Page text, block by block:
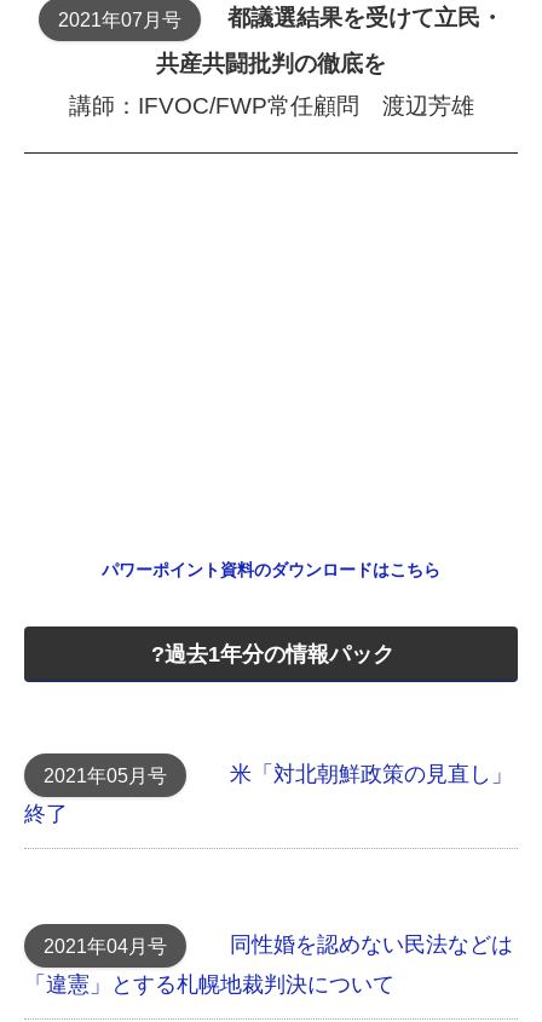
2021年07月号
都議選結果を受けて立民・
共産共闘批判の徹底を
講師：IFVOC/FWP常任顧問 渡辺芳雄
パワーポイント資料のダウンロードはこちら
?過去1年分の情報パック
2021年05月号
米「対北朝鮮政策の見直し」
終了
2021年04月号
同性婚を認めない民法などは
「違憲」とする 札幌地裁判決について